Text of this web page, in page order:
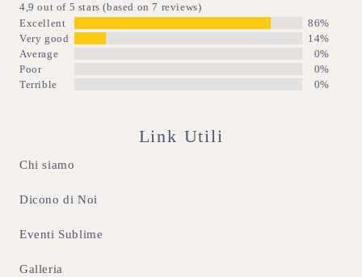
4,9 out of 5 stars (based on 7 reviews)
Excellent
86%
Very good
14%
Average
0%
Poor
0%
Terrible
0%
Link Utili
Chi siamo
Dicono di Noi
Eventi Sublime
Galleria